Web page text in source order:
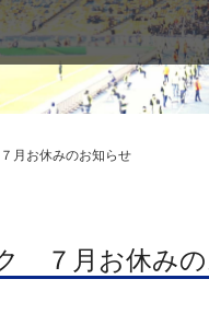
月お休みのお知らせ
７月お休み